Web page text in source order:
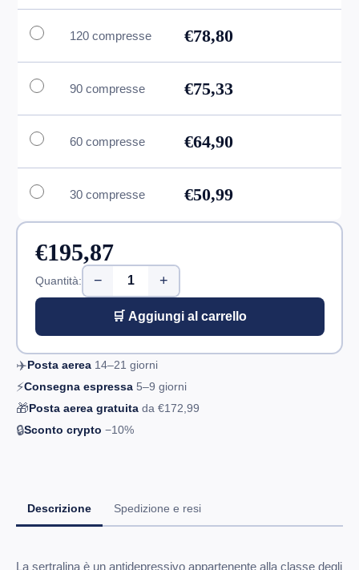
120 compresse €78,80
90 compresse €75,33
60 compresse €64,90
30 compresse €50,99
€195,87
Quantità: − +
🛒 Aggiungi al carrello
✈️Posta aerea 14–21 giorni
⚡Consegna espressa 5–9 giorni
🎁Posta aerea gratuita da €172,99
🔒Sconto crypto −10%
Descrizione Spedizione e resi
La sertralina è un antidepressivo appartenente alla classe degli